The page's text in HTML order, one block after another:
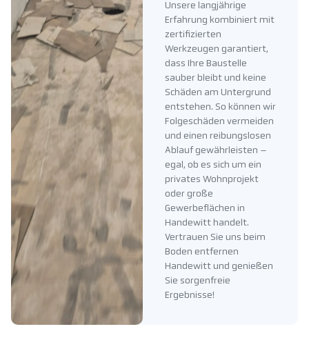
Unsere langjährige
Erfahrung kombiniert mit
zertifizierten
Werkzeugen garantiert,
dass Ihre Baustelle
sauber bleibt und keine
Schäden am Untergrund
entstehen. So können wir
Folgeschäden vermeiden
und einen reibungslosen
Ablauf gewährleisten –
egal, ob es sich um ein
privates Wohnprojekt
oder große
Gewerbeflächen in
Handewitt handelt.
Vertrauen Sie uns beim
Boden entfernen
Handewitt und genießen
Sie sorgenfreie
Ergebnisse!